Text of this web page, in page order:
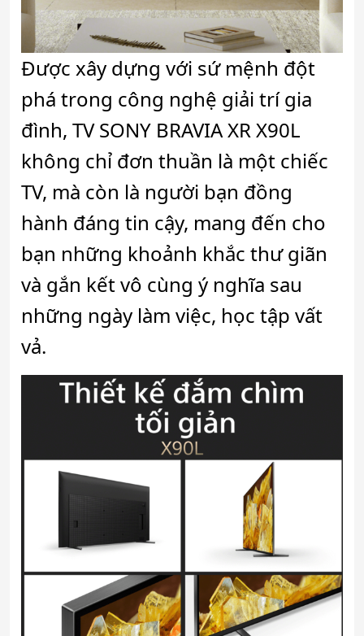
Được xây dựng với sứ mệnh đột
phá trong công nghệ giải trí gia
đình, TV SONY BRAVIA XR X90L
không chỉ đơn thuần là một chiếc
TV, mà còn là người bạn đồng
hành đáng tin cậy, mang đến cho
bạn những khoảnh khắc thư giãn
và gắn kết vô cùng ý nghĩa sau
những ngày làm việc, học tập vất
vả.